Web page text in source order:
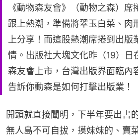
《動物森友會》（動物之森）
跟上熱潮，準備將翠玉白菜、肉
上分享！而這股熱潮席捲到出版
情。出版社大塊文化昨（19）日
森友會上市，台灣出版界面臨內
告訴你動森是如何打擊出版業！
開頭就直接闡明，下半年要出書
無人島不可自拔，摸妹妹的、賣